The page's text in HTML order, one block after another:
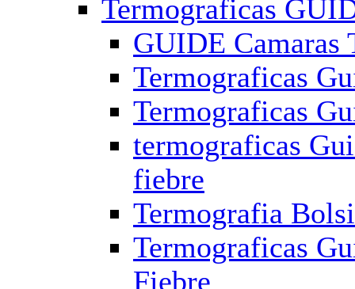
Termograficas
GUIDE Camaras
Termograficas
Termograficas
termograficas
fiebre
Termografia
Termograficas
Fiebre